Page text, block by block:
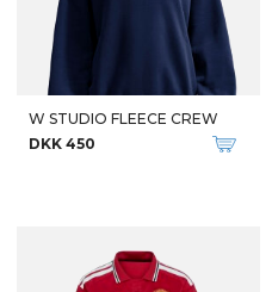
W STUDIO FLEECE CREW
DKK 450